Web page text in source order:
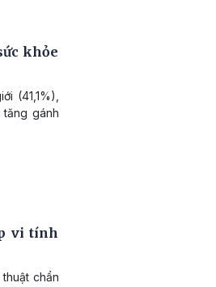
khỏe
(41,1%),
gánh
vi tính
chẩn